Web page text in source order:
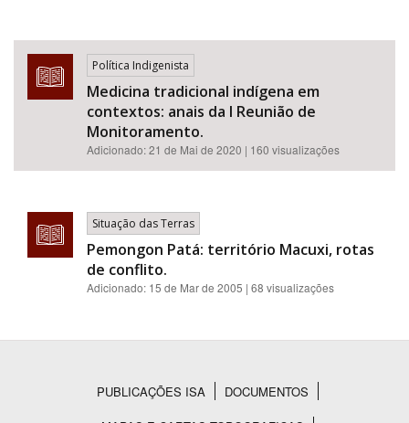
Política Indigenista
Medicina tradicional indígena em
contextos: anais da I Reunião de
Monitoramento.
Adicionado:21 de Mai de 2020 | 160 visualizações
Situação das Terras
Pemongon Patá: território Macuxi, rotas
de conflito.
Adicionado: 15 de Mar de 2005 | 68 visualizações
PUBLICAÇÕES ISA
DOCUMENTOS